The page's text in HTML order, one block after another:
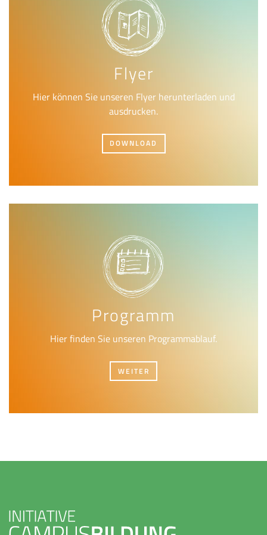
Flyer
Hier können Sie unseren Flyer herunterladen und
ausdrucken.
DOWNLOAD
Programm
Hier finden Sie unseren Programmablauf.
WEITER